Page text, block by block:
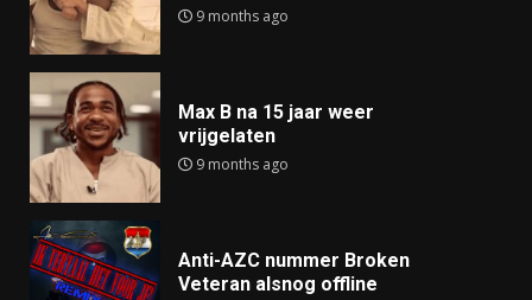
9 months ago
Max B na 15 jaar weer
vrijgelaten
9 months ago
Anti-AZC nummer Broken
Veteran alsnog offline